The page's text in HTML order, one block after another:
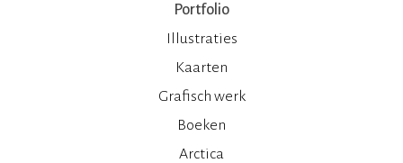
Portfolio
Illustraties
Kaarten
Grafisch werk
Boeken
Arctica